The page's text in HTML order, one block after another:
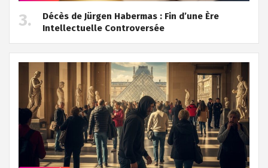
Décès de Jürgen Habermas : Fin d’une Ère
Intellectuelle Controversée